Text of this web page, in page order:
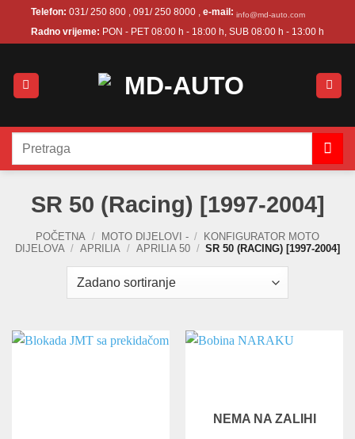
Telefon: 031/ 250 800 , 091/ 250 8000 , e-mail: info@md-auto.com
Radno vrijeme: PON - PET 08:00 h - 18:00 h, SUB 08:00 h - 13:00 h
Pretraži:
SR 50 (Racing) [1997-2004]
POČETNA / MOTO DIJELOVI - /
KONFIGURATOR MOTO
DIJELOVA / APRILIA / APRILIA 50 / SR 50 (RACING) [1997-2004]
NEMA NA ZALIHI